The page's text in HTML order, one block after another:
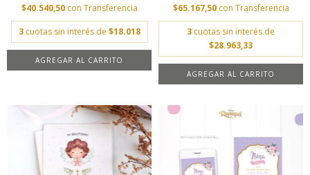
$40.540,50 con Transferencia
3 cuotas sin interés de $18.018
AGREGAR AL CARRITO
$65.167,50 con Transferencia
3 cuotas sin interés de
$28.963,33